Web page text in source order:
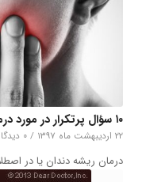
۱۰ سؤال پرتکرار در مورد درمان ریشه دندان (بخش اول)
۲۲ اردیبهشت ماه ۱۳۹۷ / ۰ دیدگاه
درمان ریشه دندان یا در